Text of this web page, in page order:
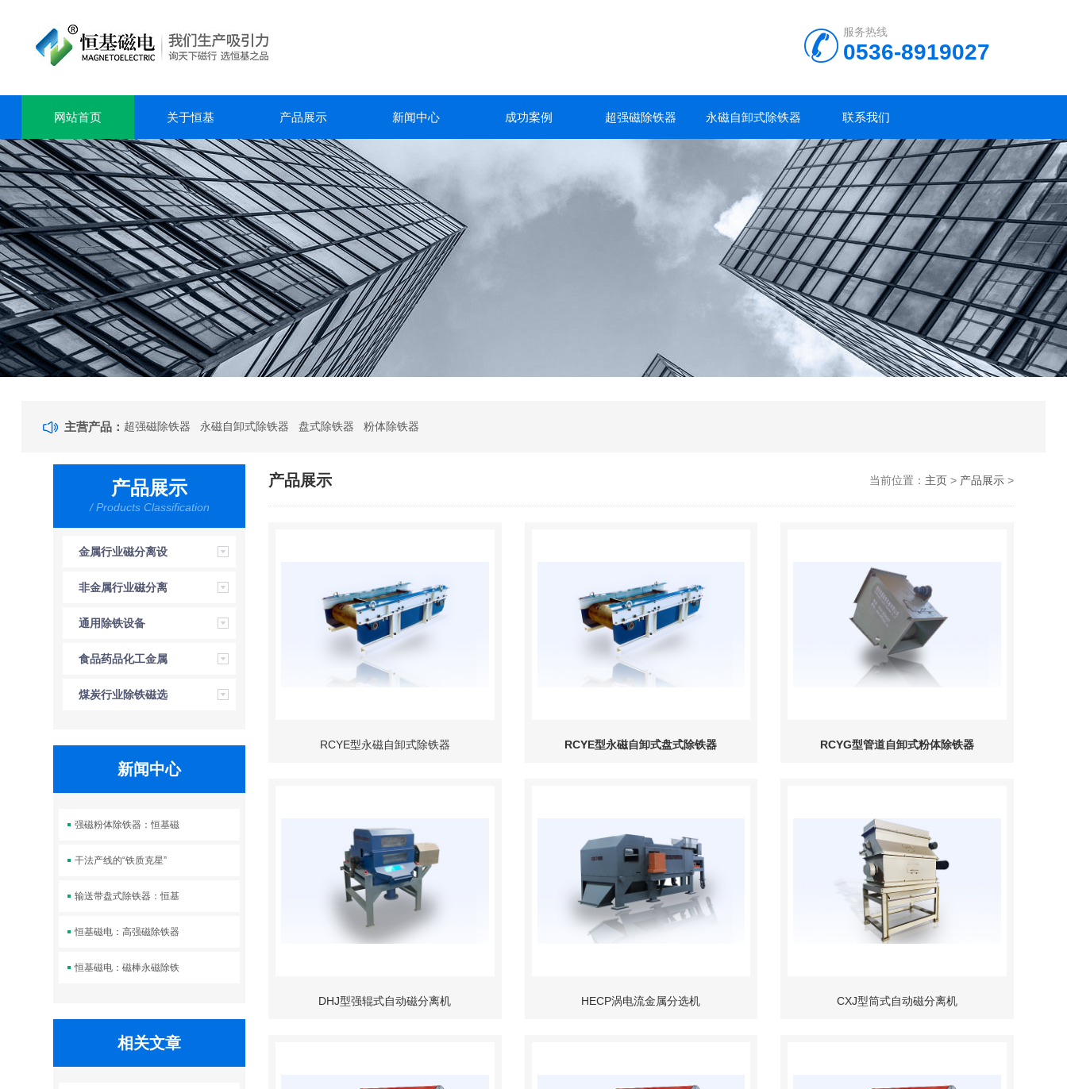
服务热线
0536-8919027
网站首页 关于恒基 产品展示 新闻中心 成功案例 超强磁除铁器 永磁自卸式除铁器 联系我们
主营产品： 超强磁除铁器 永磁自卸式除铁器 盘式除铁器 粉体除铁器
产品展示
/ Products Classification
金属行业磁分离设
备
非金属行业磁分离
设备
通用除铁设备
食品药品化工金属
分离设备
煤炭行业除铁磁选
新闻中心
强磁粉体除铁器：恒基磁
干法产线的“铁质克星”
输送带盘式除铁器：恒基
恒基磁电：高强磁除铁器
恒基磁电：磁棒永磁除铁
相关文章
产品展示 当前位置： 主页> 产品展示>
RCYE型永磁自卸式除铁器 RCYE型永磁自卸式盘式除铁器 RCYG型管道自卸式粉体除铁器
DHJ型强辊式自动磁分离机 HECP涡电流金属分选机 CXJ型筒式自动磁分离机